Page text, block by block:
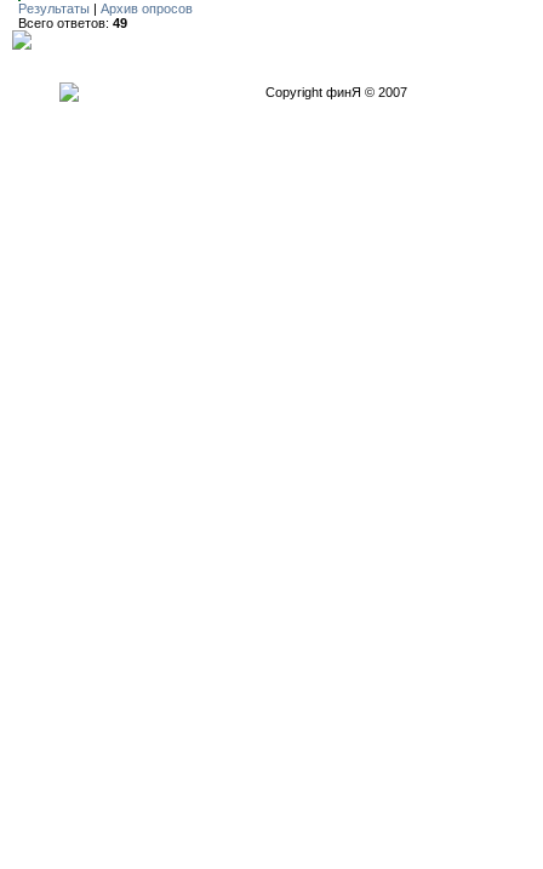
Результаты | Архив опросов
Всего ответов: 49
Copyright финЯ © 2007